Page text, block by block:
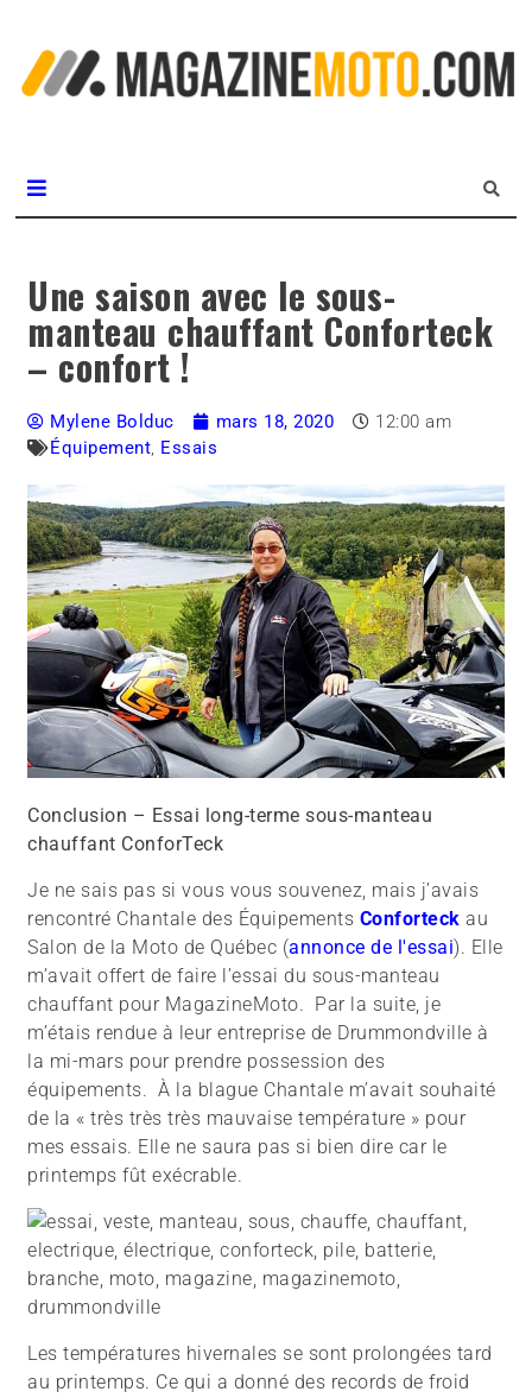
Une saison avec le sous-
manteau chauffant Conforteck
– confort !
Mylene Bolduc mars 18, 2020
12:00 am
Équipement, Essais
Conclusion – Essai long-terme sous-manteau
chauffant ConforTeck
Je ne sais pas si vous vous souvenez, mais j’avais
rencontré Chantale des Équipements Conforteck au
Salon de la Moto de Québec (annonce de l'essai). Elle
m’avait offert de faire l’essai du sous-manteau
chauffant pour MagazineMoto. Par la suite, je
m’étais rendue à leur entreprise de Drummondville à
la mi-mars pour prendre possession des
équipements. À la blague Chantale m’avait souhaité
de la « très très très mauvaise température » pour
mes essais. Elle ne saura pas si bien dire car le
printemps fût exécrable.
Les températures hivernales se sont prolongées tard
au printemps. Ce qui a donné des records de froid